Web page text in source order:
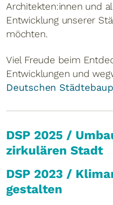
Architekten:innen und
Entwicklung unserer
möchten.
Viel Freude beim
Entwicklungen und
Deutschen
DSP 2025 /
zirkulären Stadt
DSP 2023 /
gestalten